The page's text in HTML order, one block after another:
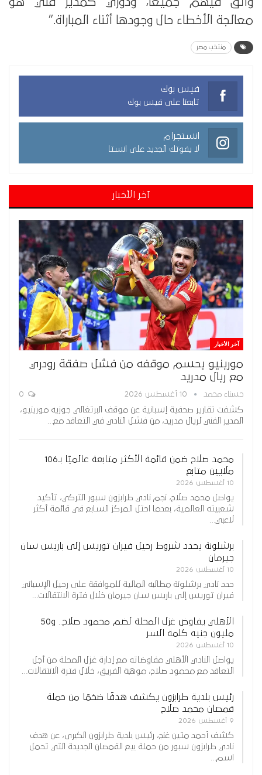
معالجة الأخطاء حال وجودها أثناء المباراة.”
منتخب مصر
فيس بوك
تابعنا على فيس بوك
انستجرام
لا يفوتك الجديد على انستا
آخر الأخبار
آخر الأخبار
مورينيو يحسم موقفه من فشل صفقة رودري
مع ريال مدريد
حسناء محمد 10 أغسطس 2026
كشفت تقارير صحفية إسبانية عن موقف البرتغالي جوزيه مورينيو،
المدير الفني لريال مدريد، من فشل النادي في التعاقد مع…
محمد صلاح ضمن قائمة الأكثر متابعة عالميًا بـ106
ملايين متابع
10 أغسطس 2026
يواصل محمد صلاح، نجم نادي طرابزون سبور التركي، تأكيد
شعبيته العالمية، بعدما احتل المركز السابع في قائمة أكثر
لاعبي…
برشلونة يحدد شروط رحيل فيران توريس إلى باريس سان
جيرمان
10 أغسطس 2026
حدد نادي برشلونة مطالبه المالية للموافقة على رحيل الإسباني
فيران توريس إلى باريس سان جيرمان خلال فترة الانتقالات…
الأهلي يفاوض غزل المحلة لضم محمود صلاح.. و50
مليون جنيه كلمة السر
10 أغسطس 2026
يواصل النادي الأهلي مفاوضاته مع إدارة غزل المحلة من أجل
التعاقد مع محمود صلاح، موهبة الفريق، خلال فترة الانتقالات…
رئيس بلدية طرابزون يكشف هدفًا ضخمًا من حملة
قمصان محمد صلاح
9 أغسطس 2026
كشف أحمد متين غنج، رئيس بلدية طرابزون الكبرى، عن هدف
نادي طرابزون سبور من حملة بيع القمصان الجديدة التي تحمل
اسم…